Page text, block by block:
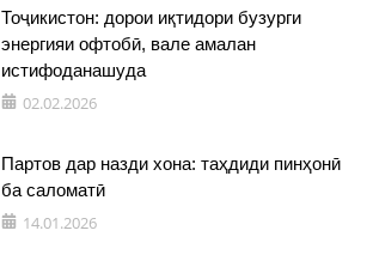
Тоҷикистон: дорои иқтидори бузурги
энергияи офтобӣ, вале амалан
истифоданашуда
02.02.2026
Партов дар назди хона: таҳдиди пинҳонӣ
ба саломатӣ
14.01.2026